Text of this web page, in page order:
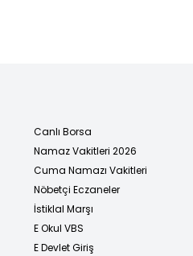
Canlı Borsa
Namaz Vakitleri 2026
Cuma Namazı Vakitleri
Nöbetçi Eczaneler
İstiklal Marşı
E Okul VBS
E Devlet Giriş